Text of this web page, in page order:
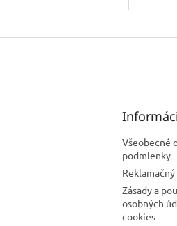
Všeobecné
podmienky
Zásady a
osobných
cookies